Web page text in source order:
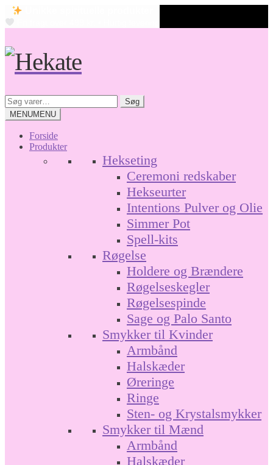
navigation
indhold
Søg
efter:
Søg
MENUMENU
Forside
Produkter
Hekseting
Ceremoni redskaber
Hekseurter
Intentions Pulver og Olie
Simmer Pot
Spell-kits
Røgelse
Holdere og Brændere
Røgelseskegler
Røgelsespinde
Sage og Palo Santo
Smykker til Kvinder
Armbånd
Halskæder
Øreringe
Ringe
Sten- og Krystalsmykker
Smykker til Mænd
Armbånd
Halskæder